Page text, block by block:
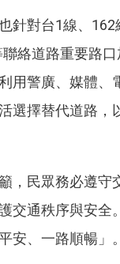
針對台1線、162
絡道路重要路
用警廣、媒體、
選擇替代道路，
，民眾務必遵守
交通秩序與安全
安、一路順暢」。